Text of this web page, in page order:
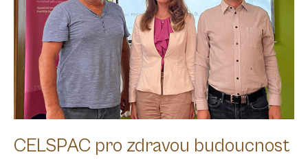
CELSPAC pro zdravou budoucnost